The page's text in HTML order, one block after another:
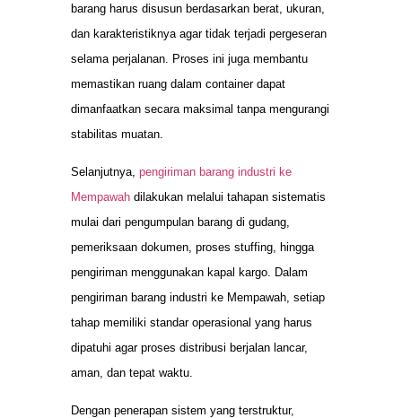
barang harus disusun berdasarkan berat, ukuran,
dan karakteristiknya agar tidak terjadi pergeseran
selama perjalanan. Proses ini juga membantu
memastikan ruang dalam container dapat
dimanfaatkan secara maksimal tanpa mengurangi
stabilitas muatan.
Selanjutnya, pengiriman barang industri ke
Mempawah dilakukan melalui tahapan sistematis
mulai dari pengumpulan barang di gudang,
pemeriksaan dokumen, proses stuffing, hingga
pengiriman menggunakan kapal kargo. Dalam
pengiriman barang industri ke Mempawah, setiap
tahap memiliki standar operasional yang harus
dipatuhi agar proses distribusi berjalan lancar,
aman, dan tepat waktu.
Dengan penerapan sistem yang terstruktur,